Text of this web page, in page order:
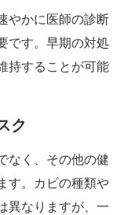
やかに医師の診断
です。早期の対処
持することが可能
ク
なく、その他の健
す。カビの種類や
異なりますが、一